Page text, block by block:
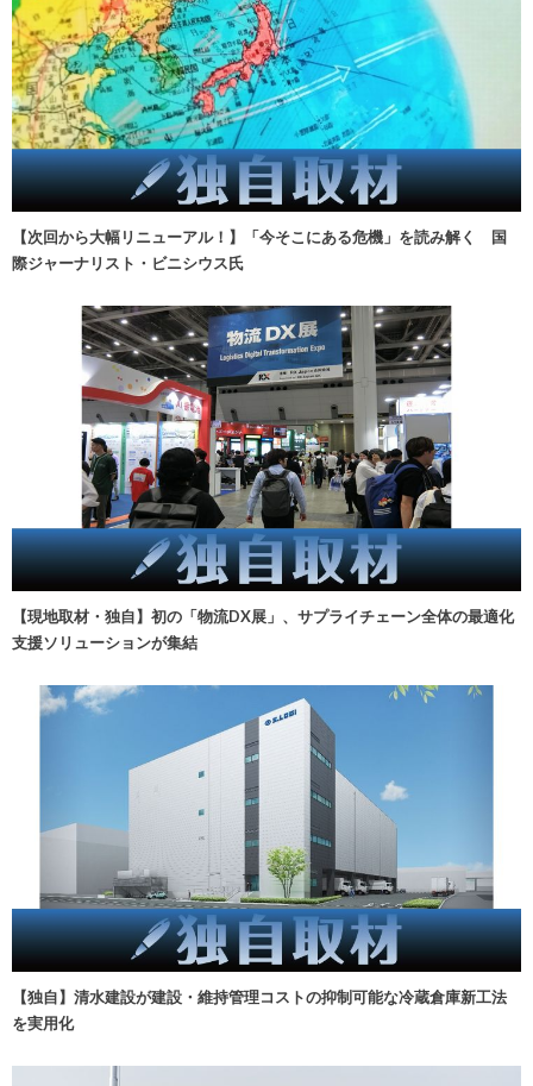
【次回から大幅リニューアル！】「今そこにある危機」を読み解く 国
際ジャーナリスト・ビニシウス氏
【現地取材・独自】初の「物流DX展」、サプライチェーン全体の最適化
支援ソリューションが集結
【独自】清水建設が建設・維持管理コストの抑制可能な冷蔵倉庫新工法
を実用化